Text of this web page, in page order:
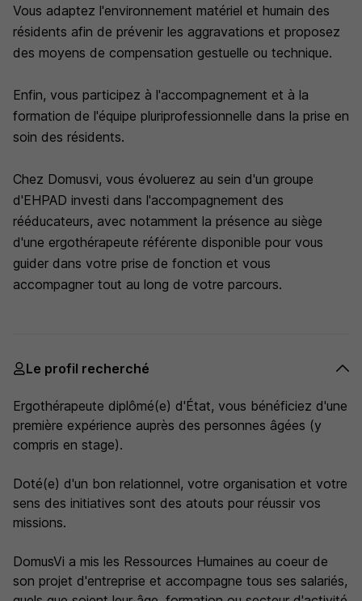
Vous adaptez l'environnement matériel et humain des
résidents afin de prévenir les aggravations et proposez
des moyens de compensation gestuelle ou technique.
Enfin, vous participez à l'accompagnement et à la
formation de l'équipe pluriprofessionnelle dans la prise en
soin des résidents.
Chez Domusvi, vous évoluerez au sein d'un groupe
d'EHPAD investi dans l'accompagnement des
rééducateurs, avec notamment la présence au siège
d'une ergothérapeute référente disponible pour vous
guider dans votre prise de fonction et vous
accompagner tout au long de votre parcours.
Le profil recherché
Ergothérapeute diplômé(e) d'État, vous bénéficiez d'une
première expérience auprès des personnes âgées (y
compris en stage).
Doté(e) d'un bon relationnel, votre organisation et votre
sens des initiatives sont des atouts pour réussir vos
missions.
DomusVi a mis les Ressources Humaines au coeur de
son projet d'entreprise et accompagne tous ses salariés,